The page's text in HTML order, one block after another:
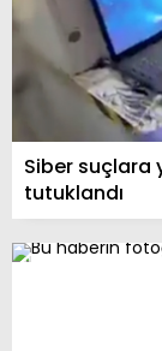
Siber suçlara
tutuklandı